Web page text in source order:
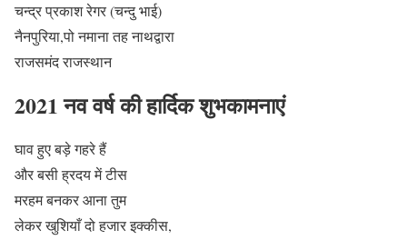
चन्द्र प्रकाश रेगर (चन्दु भाई)
नैनपुरिया,पो नमाना तह नाथद्वारा
राजसमंद राजस्थान
2021 नव वर्ष की हार्दिक शुभकामनाएं
घाव हुए बड़े गहरे हैं
और बसी ह्रदय में टीस
मरहम बनकर आना तुम
लेकर खुशियाँ दो हजार इक्कीस,